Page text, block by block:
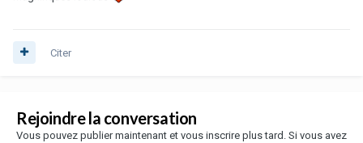
Citer
Rejoindre la conversation
Vous pouvez publier maintenant et vous inscrire plus tard. Si vous avez